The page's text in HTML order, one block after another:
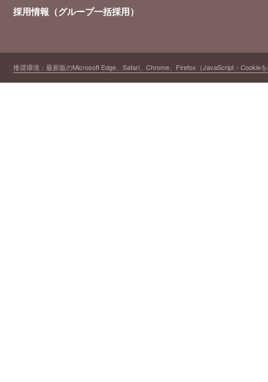
採用情報（グループ一括採用）
推奨環境：最新版のMicrosoft Edge、Safari、Chrome、Firefox（JavaScript・Cookie